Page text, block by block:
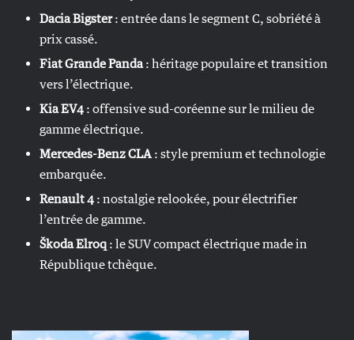
Dacia Bigster: entrée dans le segment C, sobriété à
prix cassé.
Fiat Grande Panda: héritage populaire et transition
vers l’électrique.
Kia EV4 : offensive sud-coréenne sur le milieu de
gamme électrique.
Mercedes-Benz CLA : style premium et technologie
embarquée.
Renault 4 : nostalgie relookée, pour électrifier
l’entrée de gamme.
Škoda Elroq : le SUV compact électrique made in
République tchèque.